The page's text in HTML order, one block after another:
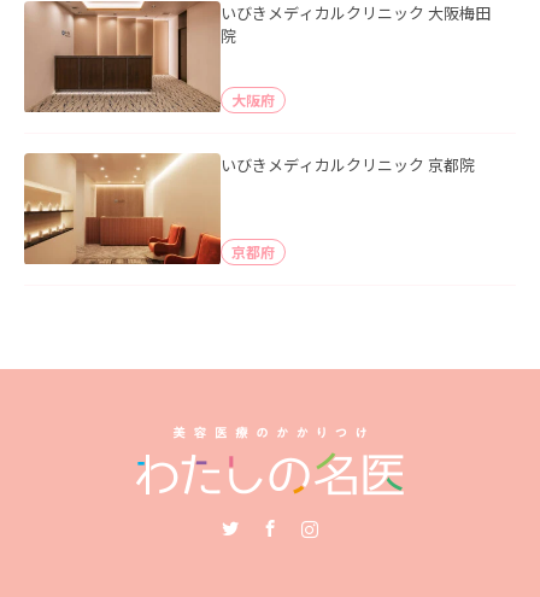
いびきメディカルクリニック 大阪梅田
院
大阪府
いびきメディカルクリニック 京都院
京都府